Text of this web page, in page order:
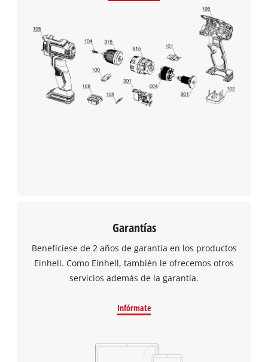
Garantías
Benefíciese de 2 años de garantía en los productos
Einhell. Como Einhell, también le ofrecemos otros
servicios además de la garantía.
Infórmate